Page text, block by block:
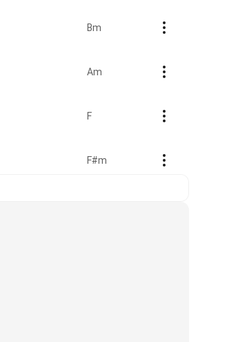
Bm
Am
F
F#m